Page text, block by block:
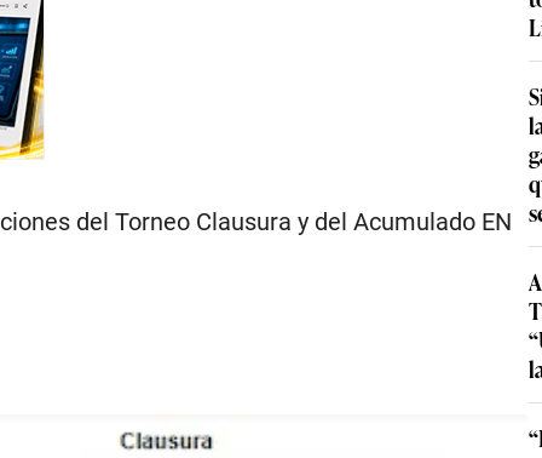
del Torneo Clausura y del Acumulado EN